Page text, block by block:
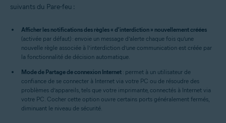
suivants du Pare-feu :
Afficher les notifications des règles « d'interdiction » nouvellement créées
(activée par défaut) : envoie un message d’alerte chaque fois qu’une
nouvelle règle associée à l’interdiction d’une communication est créée par
la fonctionnalité de décision automatique.
Mode de Partage de connexion Internet : permet à un utilisateur de
confiance de se connecter à Internet via votre PC ou de résoudre des
problèmes d’appareils, tels que votre imprimante, connectés à Internet via
votre PC. Cocher cette option ouvre certains ports généralement fermés,
diminuant le niveau de sécurité.